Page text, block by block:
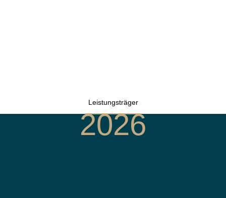
Leistungsträger
2026